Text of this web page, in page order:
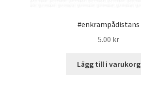
#enkrampådistans
5.00 kr
Lägg till i varukorg